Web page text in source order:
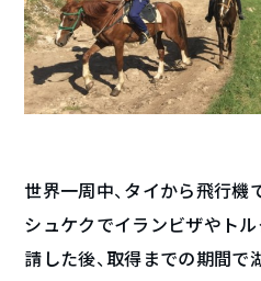
世界一周中、タイから飛行機
シュケクでイランビザやト
請した後、取得までの期間